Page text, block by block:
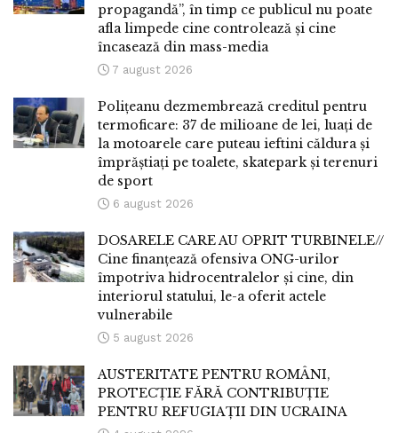
propagandă”, în timp ce publicul nu poate
afla limpede cine controlează și cine
încasează din mass-media
7 august 2026
Polițeanu dezmembrează creditul pentru
termoficare: 37 de milioane de lei, luați de
la motoarele care puteau ieftini căldura și
împrăștiați pe toalete, skatepark și terenuri
de sport
6 august 2026
DOSARELE CARE AU OPRIT TURBINELE//
Cine finanțează ofensiva ONG-urilor
împotriva hidrocentralelor și cine, din
interiorul statului, le-a oferit actele
vulnerabile
5 august 2026
AUSTERITATE PENTRU ROMÂNI,
PROTECȚIE FĂRĂ CONTRIBUȚIE
PENTRU REFUGIAȚII DIN UCRAINA